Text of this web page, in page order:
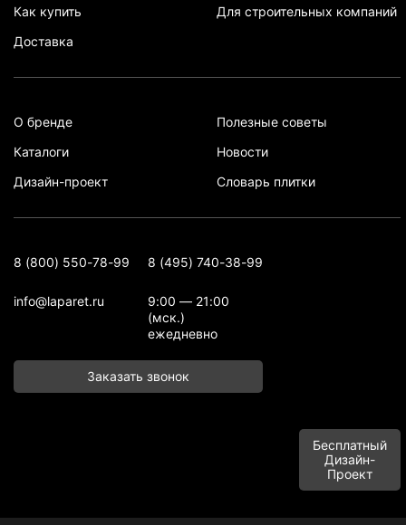
Как купить
Доставка
Для строительных компаний
О бренде
Каталоги
Дизайн-проект
Полезные советы
Новости
Словарь плитки
8 (800) 550-78-99 8 (495) 740-38-99
info@laparet.ru
9:00 — 21:00
(мск.)
ежедневно
Заказать звонок
Бесплатный
Дизайн-
Проект